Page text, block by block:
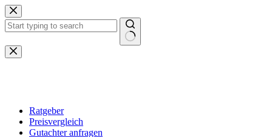
Zum
Inhalt
springen
Keine
Ergebnisse
Ratgeber
Preisvergleich
Gutachter anfragen